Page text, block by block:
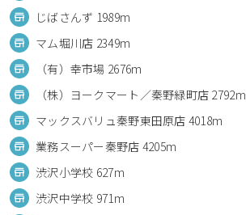
じばさんず 1989m
マム堀川店 2349m
（有）幸市場 2676m
（株）ヨークマート／秦野緑町店 2792m
マックスバリュ秦野東田原店 4018m
業務スーパー秦野店 4205m
渋沢小学校 627m
渋沢中学校 971m